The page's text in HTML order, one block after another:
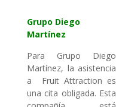
Grupo Diego
Martínez
Para Grupo Diego
Martínez, la asistencia
a Fruit Attraction es
una cita obligada. Esta